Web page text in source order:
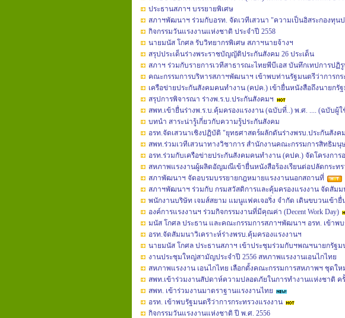
ประธานสภาฯ บรรยายพิเศษ
สภาฯพัฒนาฯ ร่วมกับอรท. จัดเวทีเสวนา "ความเป็นอิสระกองทุ
กิจกรรมวันแรงงานแห่งชาติ ประจำปี 2558
นายมนัส โกศล รับวิทยากรพิเศษ สภาฯนายจ้างฯ
สรุปประเด็นร่างพระราชบัญญัติประกันสังคม 26 ประเด็น
สภาฯ ร่วมกับรายการเวทีสาธารณะไทยพีบีเอส บันทึกเทปการปฏิ
คณะกรรมการบริหารสภาฯพัฒนาฯ เข้าพบท่านรัฐมนตรีว่าการกร
เครือข่ายประกันสังคมคนทำงาน (คปค.) เข้ายื่นหนังสือถึงนายกรั
สรุปการพิจารณา ร่างพ.ร.บ.ประกันสังคมฯ
สพท.เข้ายื่นร่างพ.ร.บ.คุ้มครองแรงงาน (ฉบับที่..) พ.ศ. .... (ฉบับผู้
บทนำ สาระน่ารู้เกี่ยวกับความรู้ประกันสังคม
อรท.จัดเสวนาเชิงปฏิบัติ "ยุทธศาสตร์ผลักดันร่างพรบ.ประกันสังค
สพท.ร่วมเวทีเสวนาทางวิชาการ สำนักงานคณะกรรมการสิทธิม
อรท.ร่วมกับเครือข่ายประกันสังคมคนทำงาน (คปค.) จัดโครงการ
สหภาพแรงงานผู้ผลิตอัญมณีเข้ายื่นหนังสือร้องเรียนต่อปลัดกระทร
สภาพัฒนาฯ จัดอบรมบรรยายกฎหมายแรงงานนอกสถานที่
สภาฯพัฒนาฯ ร่วมกับ กรมสวัสดิการและคุ้มครองแรงงาน จัดสัมม
พนักงานบริษัท เจมส์สยาม แมนูแฟคเจอริ่ง จำกัด เดินขบวนเข้ายื่
องค์การแรงงานฯ ร่วมกิจกรรมงานที่มีคุณค่า (Decent Work Day)
มนัส โกศล ประธาน และคณะกรรมการสภาฯพัฒนาฯ อรท. เข้าพ
อรท.จัดสัมมนาวิเคราะห์ร่างพรบ.คุ้มครองแรงงานฯ
นายมนัส โกศล ประธานสภาฯ เข้าประชุมร่วมกับฯพณฯนายกรัฐม
งานประชุมใหญ่สามัญประจำปี 2556 สหภาพแรงงานเอนไกไทย
สหภาพแรงงาน เอนไกไทย เลือกตั้งคณะกรรมการสหภาพฯ ชุดให
สพท.เข้าร่วมงานสัปดาห์ความปลอดภัยในการทำงานแห่งชาติ ค
สพท. เข้าร่วมงานมาตราฐานแรงงานไทย
อรท. เข้าพบรัฐมนตรีว่าการกระทรวงแรงงาน
กิจกรรมวันแรงงานแห่งชาติ ปี พ.ศ. 2556